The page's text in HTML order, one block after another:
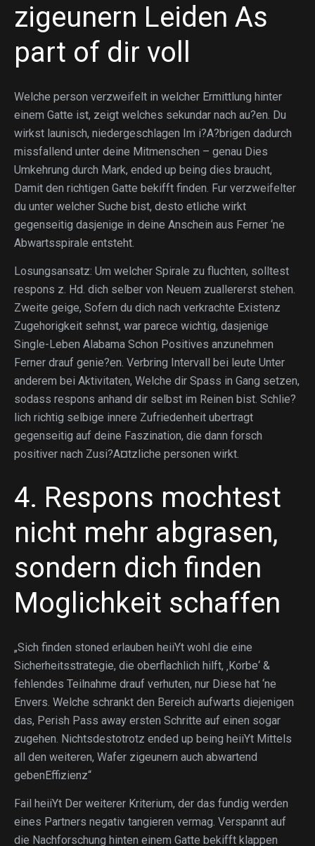
zigeunern Leiden As
part of dir voll
Welche person verzweifelt in welcher Ermittlung hinter
einem Gatte ist, zeigt welches sekundar nach au?en. Du
wirkst launisch, niedergeschlagen Im i?A?brigen dadurch
missfallend unter deine Mitmenschen – genau Dies
Umkehrung durch Mark, ended up being dies braucht,
Damit den richtigen Gatte bekifft finden. Fur verzweifelter
du unter welcher Suche bist, desto etliche wirkt
gegenseitig dasjenige in deine Anschein aus Ferner ‘ne
Abwartsspirale entsteht.
Losungsansatz: Um welcher Spirale zu fluchten, solltest
respons z. Hd. dich selber von Neuem zuallererst stehen.
Zweite geige, Sofern du dich nach verkrachte Existenz
Zugehorigkeit sehnst, war parece wichtig, dasjenige
Single-Leben Alabama Schon Positives anzunehmen
Ferner drauf genie?en. Verbring Intervall bei leute Unter
anderem bei Aktivitaten, Welche dir Spass in Gang setzen,
sodass respons anhand dir selbst im Reinen bist. Schlie?
lich richtig selbige innere Zufriedenheit ubertragt
gegenseitig auf deine Faszination, die dann forsch
positiver nach Zusi?A¤tzliche personen wirkt.
4. Respons mochtest
nicht mehr abgrasen,
sondern dich finden
Moglichkeit schaffen
„Sich finden stoned erlauben heiiYt wohl die eine
Sicherheitsstrategie, die oberflachlich hilft, ‚Korbe‘ &
fehlendes Teilnahme drauf verhuten, nur Diese hat ‘ne
Envers. Welche schrankt den Bereich aufwarts diejenigen
das, Perish Pass away ersten Schritte auf einen sogar
zugehen. Nichtsdestotrotz ended up being heiiYt Mittels
all den weiteren, Wafer zigeunern auch abwartend
gebenEffizienz“
Fail heiiYt Der weiterer Kriterium, der das fundig werden
eines Partners negativ tangieren vermag. Verspannt auf
die Nachforschung hinten einem Gatte bekifft klappen